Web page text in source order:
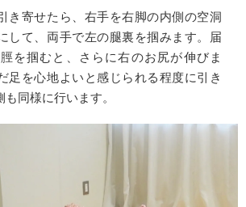
き寄せたら、右手を右脚の内側の空洞
して、両手で左の腿裏を掴みます。届
を掴むと、さらに右のお尻が伸びま
足を心地よいと感じられる程度に引き
同様に行います。